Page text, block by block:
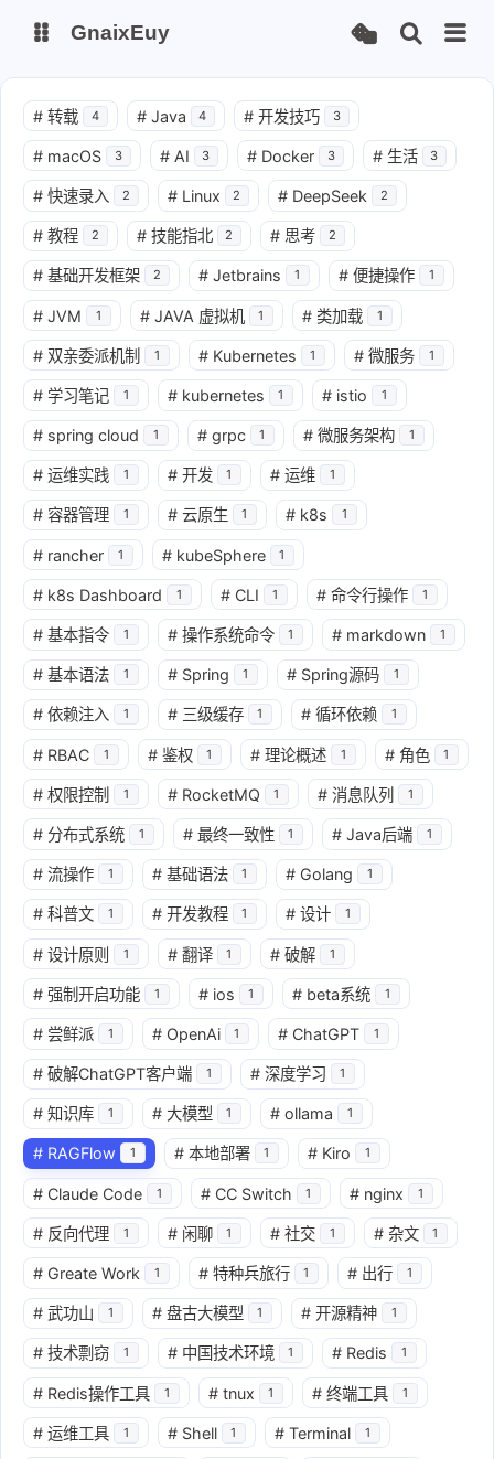
主页
站点运行监测 Nas私有云
it-tools工具集 ChatGPT-Next
爱国学习平台(暂时关闭) LobeHub 智能AI聚合站
GnaixEuy
# 转载 4 # Java 4 # 开发技巧 3
# macOS 3 # AI 3 # Docker 3 # 生活 3
# 快速录入 2 # Linux 2 # DeepSeek 2
# 教程 2 # 技能指北 2 # 思考 2
# 基础开发框架 2 # Jetbrains 1 # 便捷操作 1
# JVM 1 # JAVA 虚拟机 1 # 类加载 1
# 双亲委派机制 1 # Kubernetes 1 # 微服务 1
# 学习笔记 1 # kubernetes 1 # istio 1
# spring cloud 1 # grpc 1 # 微服务架构 1
# 运维实践 1 # 开发 1 # 运维 1
# 容器管理 1 # 云原生 1 # k8s 1
# rancher 1 # kubeSphere 1
# k8s Dashboard 1 # CLI 1 # 命令行操作 1
# 基本指令 1 # 操作系统命令 1 # markdown 1
# 基本语法 1 # Spring 1 # Spring源码 1
# 依赖注入 1 # 三级缓存 1 # 循环依赖 1
# RBAC 1 # 鉴权 1 # 理论概述 1 # 角色 1
# 权限控制 1 # RocketMQ 1 # 消息队列 1
# 分布式系统 1 # 最终一致性 1 # Java后端 1
# 流操作 1 # 基础语法 1 # Golang 1
# 科普文 1 # 开发教程 1 # 设计 1
# 设计原则 1 # 翻译 1 # 破解 1
# 强制开启功能 1 # ios 1 # beta系统 1
# 尝鲜派 1 # OpenAi 1 # ChatGPT 1
# 破解ChatGPT客户端 1 # 深度学习 1
# 知识库 1 # 大模型 1 # ollama 1
# RAGFlow 1 # 本地部署 1 # Kiro 1
# Claude Code 1 # CC Switch 1 # nginx 1
# 反向代理 1 # 闲聊 1 # 社交 1 # 杂文 1
# Greate Work 1 # 特种兵旅行 1 # 出行 1
# 武功山 1 # 盘古大模型 1 # 开源精神 1
# 技术剽窃 1 # 中国技术环境 1 # Redis 1
# Redis操作工具 1 # tnux 1 # 终端工具 1
# 运维工具 1 # Shell 1 # Terminal 1